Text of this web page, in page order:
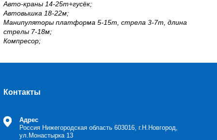
Авто-краны 14-25т+гусёк;
Автовышка 18-22м;
Манипуляторы платформа 5-15т, стрела 3-7т, длина
стрелы 7-18м;
Компресор;
Контакты
Адрес
Россия Нижегородская область 603016, г.Н.Новгород,
ул.Монастырка 13